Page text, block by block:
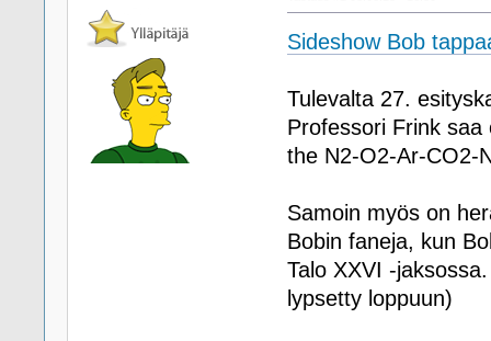
Sideshow Bob
Tulevalta 27.
Professori Frink
the N2-O2-Ar-CO2-
Samoin myös on
Bobin faneja, kun
Talo XXVI -
lypsetty loppuun)